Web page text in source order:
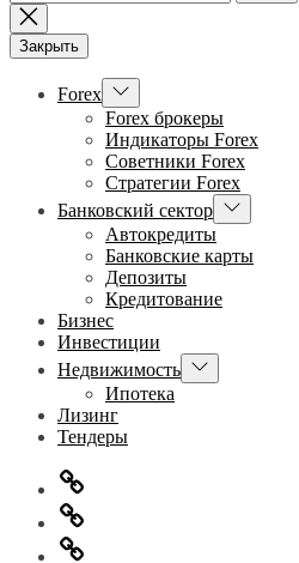
Закрыть
Forex Показывать
подменю
Forex брокеры
Индикаторы Forex
Советники Forex
Стратегии Forex
Банковский сектор Показывать
подменю
Автокредиты
Банковские карты
Депозиты
Кредитование
Бизнес
Инвестиции
Недвижимость Показывать
подменю
Ипотека
Лизинг
Тендеры
Главная
Информация
для
правообладателей
Обратная